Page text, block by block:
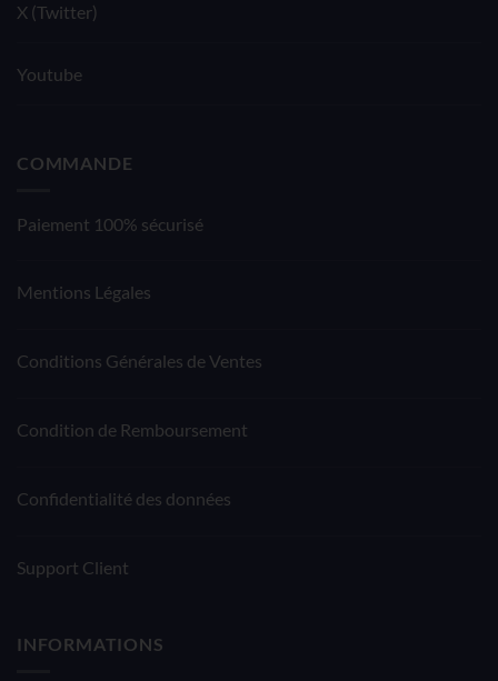
X (Twitter)
Youtube
COMMANDE
Paiement 100% sécurisé
Mentions Légales
Conditions Générales de Ventes
Condition de Remboursement
Confidentialité des données
Support Client
INFORMATIONS